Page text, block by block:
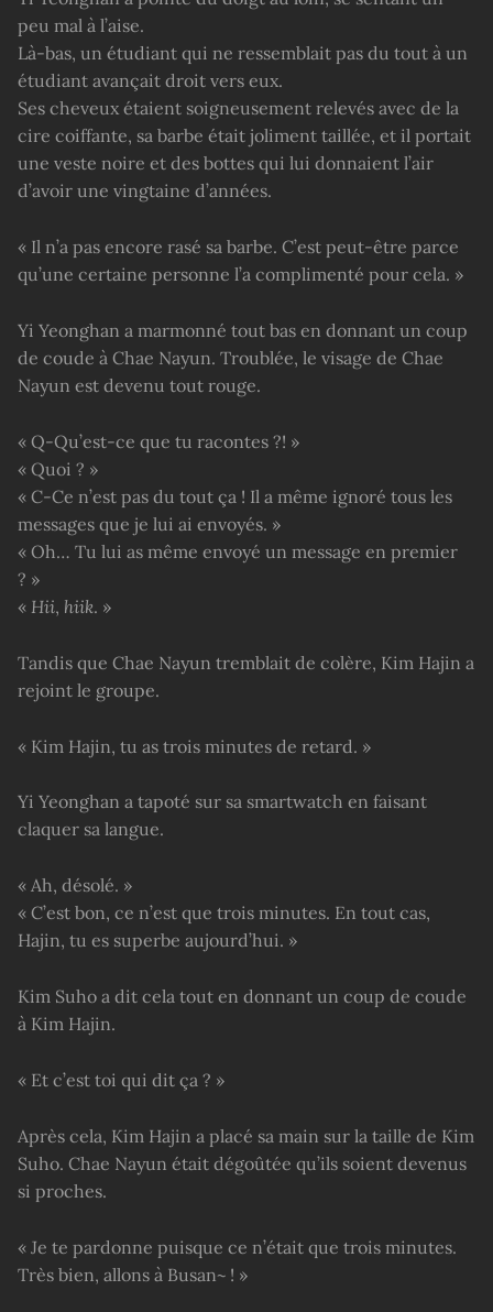
peu mal à l’aise.
Là-bas, un étudiant qui ne ressemblait pas du tout à un
étudiant avançait droit vers eux.
Ses cheveux étaient soigneusement relevés avec de la
cire coiffante, sa barbe était joliment taillée, et il portait
une veste noire et des bottes qui lui donnaient l’air
d’avoir une vingtaine d’années.
« Il n’a pas encore rasé sa barbe. C’est peut-être parce
qu’une certaine personne l’a complimenté pour cela. »
Yi Yeonghan a marmonné tout bas en donnant un coup
de coude à Chae Nayun. Troublée, le visage de Chae
Nayun est devenu tout rouge.
« Q-Qu’est-ce que tu racontes ?! »
« Quoi ? »
« C-Ce n’est pas du tout ça ! Il a même ignoré tous les
messages que je lui ai envoyés. »
« Oh… Tu lui as même envoyé un message en premier
? »
« Hii, hiik. »
Tandis que Chae Nayun tremblait de colère, Kim Hajin a
rejoint le groupe.
« Kim Hajin, tu as trois minutes de retard. »
Yi Yeonghan a tapoté sur sa smartwatch en faisant
claquer sa langue.
« Ah, désolé. »
« C’est bon, ce n’est que trois minutes. En tout cas,
Hajin, tu es superbe aujourd’hui. »
Kim Suho a dit cela tout en donnant un coup de coude
à Kim Hajin.
« Et c’est toi qui dit ça ? »
Après cela, Kim Hajin a placé sa main sur la taille de Kim
Suho. Chae Nayun était dégoûtée qu’ils soient devenus
si proches.
« Je te pardonne puisque ce n’était que trois minutes.
Très bien, allons à Busan~ ! »